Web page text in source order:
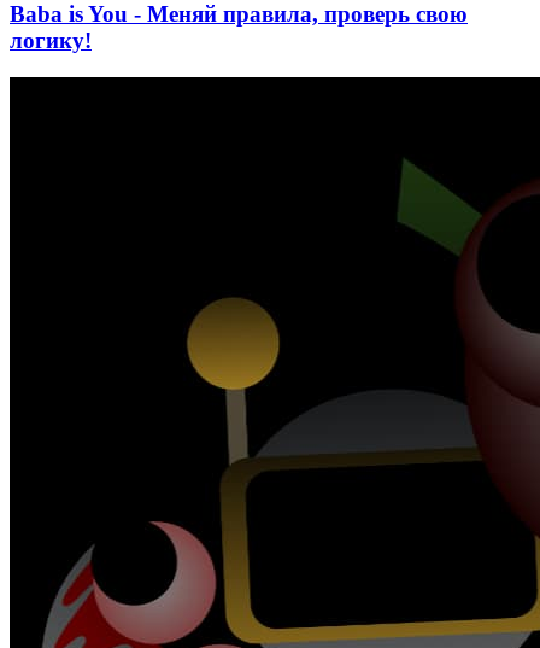
Baba is You - Меняй правила, проверь свою
логику!